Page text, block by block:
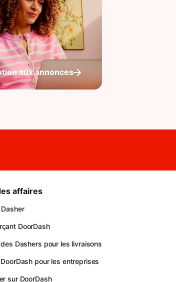
aux annonces
affaires
DoorDash
Dashers pour les livraisons
pour les entreprises
sur DoorDash